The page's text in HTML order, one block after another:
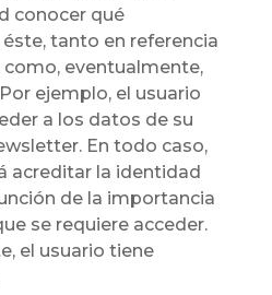
conocer qué
tanto en referencia
como, eventualmente,
ejemplo, el usuario
a los datos de su
En todo caso,
acreditar la identidad
de la importancia
se requiere acceder.
el usuario tiene